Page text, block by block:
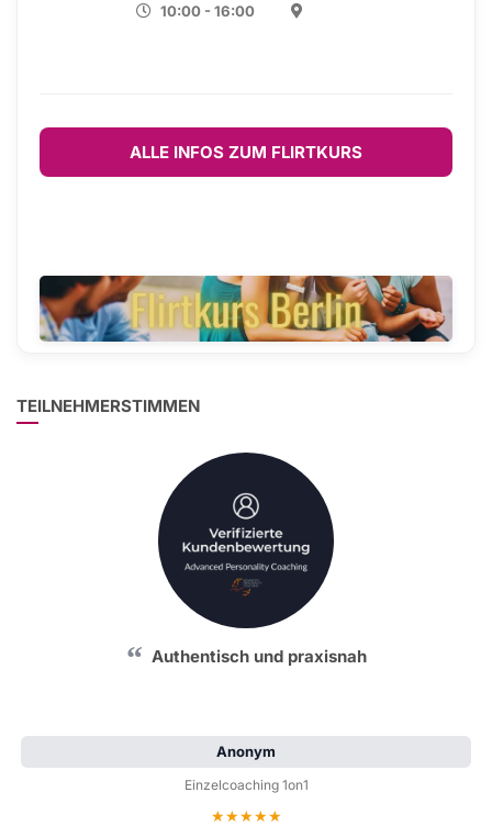
10:00 - 16:00
ALLE INFOS ZUM FLIRTKURS
TEILNEHMERSTIMMEN
Authentisch und praxisnah
Anonym
Einzelcoaching 1on1
Bewertung: 5 von 5 Sternen